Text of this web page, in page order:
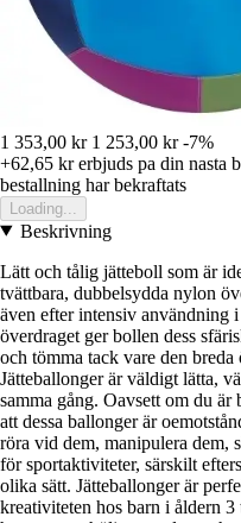
1 353,00 kr 1 253,00 kr -7%
+62,65 krerbjuds pa din nasta
bestallning har bekraftats
Loading...
Beskrivning
Lätt och tålig jätteboll som är
tvättbara, dubbelsydda nylon
även efter intensiv användning
överdraget ger bollen dess
och tömma tack vare den
Jätteballonger är väldigt lätta,
samma gång. Oavsett om du
att dessa ballonger är
röra vid dem, manipulera dem,
för sportaktiviteter, särskilt
olika sätt. Jätteballonger är
kreativiteten hos barn i åldern